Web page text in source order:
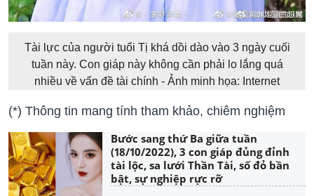
Tài lực của người tuổi Tị khá dồi dào vào 3 ngày cuối
tuần này. Con giáp này không cần phải lo lắng quá
nhiều về vấn đề tài chính - Ảnh minh họa: Internet
(*) Thông tin mang tính tham khảo, chiêm nghiệm
Bước sang thứ Ba giữa tuần
(18/10/2022), 3 con giáp đủng đỉnh
tài lộc, sa lưới Thần Tài, số đỏ bần
bật, sự nghiệp rực rỡ